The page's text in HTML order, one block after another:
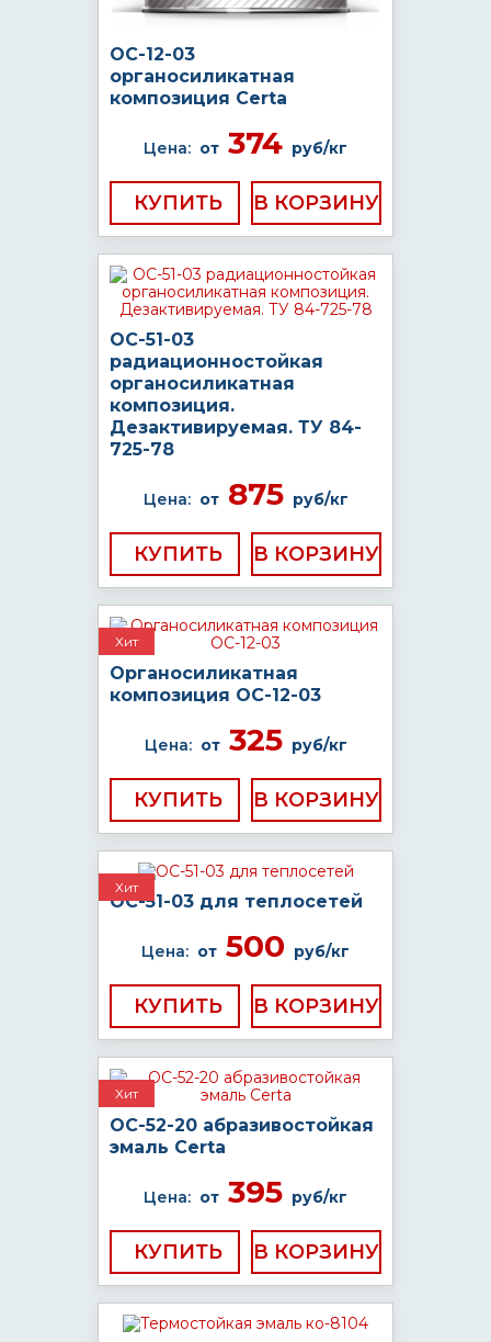
ОС-12-03
органосиликатная
композиция Certa
Цена: от 374 руб/кг
КУПИТЬ
ОС-51-03
радиационностойкая
органосиликатная
композиция.
Дезактивируемая. ТУ 84-
725-78
Цена: от875 руб/кг
КУПИТЬ
Хит
Органосиликатная
композиция ОС-12-03
Цена: от325 руб/кг
КУПИТЬ
Хит
ОС-51-03 для теплосетей
Цена: от 500 руб/кг
КУПИТЬ
Хит
ОС-52-20 абразивостойкая
эмаль Certa
Цена: от 395 руб/кг
КУПИТЬ